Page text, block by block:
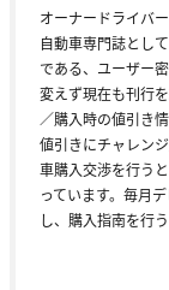
オーナードライバ
自動車専門誌とし
である、ユーザー
変えず現在も刊行
／購入時の値引き
値引きにチャレン
車購入交渉を行う
っています。毎月
し、購入指南を行